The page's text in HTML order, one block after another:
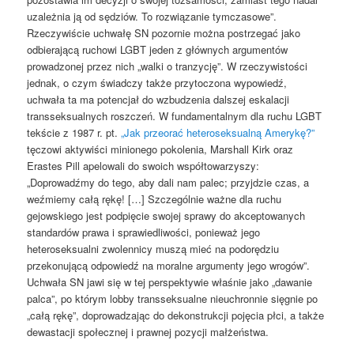
uzależnia ją od sędziów. To rozwiązanie tymczasowe”.
Rzeczywiście uchwałę SN pozornie można postrzegać jako
odbierającą ruchowi LGBT jeden z głównych argumentów
prowadzonej przez nich „walki o tranzycję”. W rzeczywistości
jednak, o czym świadczy także przytoczona wypowiedź,
uchwała ta ma potencjał do wzbudzenia dalszej eskalacji
transseksualnych roszczeń. W fundamentalnym dla ruchu LGBT
tekście z 1987 r. pt.„Jak przeorać heteroseksualną Amerykę?”
tęczowi aktywiści minionego pokolenia, Marshall Kirk oraz
Erastes Pill apelowali do swoich współtowarzyszy:
„Doprowadźmy do tego, aby dali nam palec; przyjdzie czas, a
weźmiemy całą rękę! […] Szczególnie ważne dla ruchu
gejowskiego jest podpięcie swojej sprawy do akceptowanych
standardów prawa i sprawiedliwości, ponieważ jego
heteroseksualni zwolennicy muszą mieć na podorędziu
przekonującą odpowiedź na moralne argumenty jego wrogów”.
Uchwała SN jawi się w tej perspektywie właśnie jako „dawanie
palca”, po którym lobby transseksualne nieuchronnie sięgnie po
„całą rękę”, doprowadzając do dekonstrukcji pojęcia płci, a także
dewastacji społecznej i prawnej pozycji małżeństwa.